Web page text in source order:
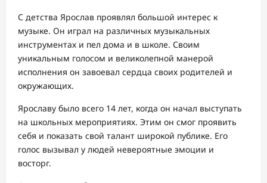
С детства Ярослав проявлял большой интерес к
музыке. Он играл на различных музыкальных
инструментах и пел дома и в школе. Своим
уникальным голосом и великолепной манерой
исполнения он завоевал сердца своих родителей и
окружающих.
Ярославу было всего 14 лет, когда он начал выступать
на школьных мероприятиях. Этим он смог проявить
себя и показать свой талант широкой публике. Его
голос вызывал у людей невероятные эмоции и
восторг.